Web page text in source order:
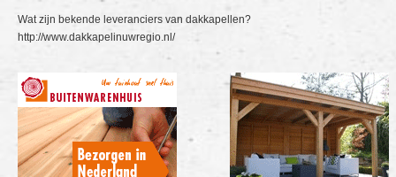
Wat zijn bekende leveranciers van dakkapellen?
http://www.dakkapelinuwregio.nl/